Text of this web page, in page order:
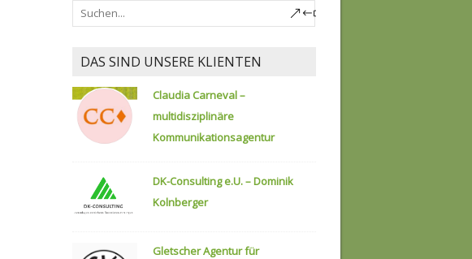
DAS SIND UNSERE KLIENTEN
Claudia Carneval –
multidisziplinäre
Kommunikationsagentur
DK-Consulting e.U. – Dominik
Kolnberger
Gletscher Agentur für